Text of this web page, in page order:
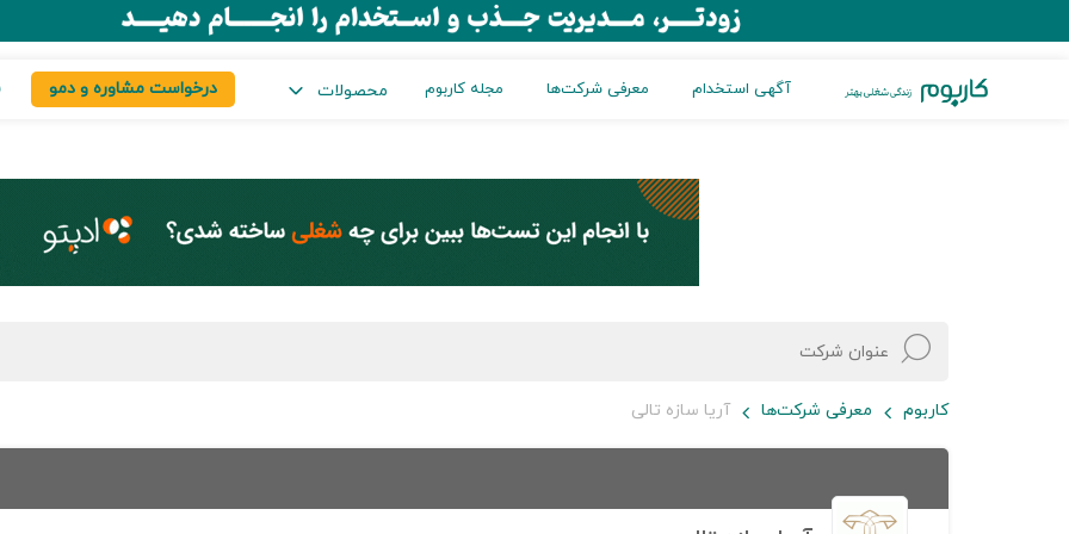
آگهی استخدام معرفی شرکت‌ها مجله کاربوم محصولات درخواست مشاوره و دمو
کاربوم معرفی شرکت‌ها آریا سازه تالی